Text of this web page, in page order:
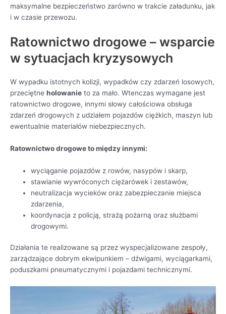
maksymalne bezpieczeństwo zarówno w trakcie załadunku, jak
i w czasie przewozu.
Ratownictwo drogowe – wsparcie
w sytuacjach kryzysowych
W wypadku istotnych kolizji, wypadków czy zdarzeń losowych,
przeciętne holowanie to za mało. Wtenczas wymagane jest
ratownictwo drogowe, innymi słowy całościowa obsługa
zdarzeń drogowych z udziałem pojazdów ciężkich, maszyn lub
ewentualnie materiałów niebezpiecznych.
Ratownictwo drogowe to między innymi:
wyciąganie pojazdów z rowów, nasypów i skarp,
stawianie wywróconych ciężarówek i zestawów,
neutralizacja wycieków oraz zabezpieczanie miejsca
zdarzenia,
koordynacja z policją, strażą pożarną oraz służbami
drogowymi.
Działania te realizowane są przez wyspecjalizowane zespoły,
zarządzające dobrym ekwipunkiem – dźwigami, wyciągarkami,
poduszkami pneumatycznymi i pojazdami technicznymi.